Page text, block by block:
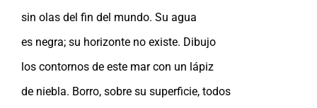
sin olas del fin del mundo. Su agua
es negra; su horizonte no existe. Dibujo
los contornos de este mar con un lápiz
de niebla. Borro, sobre su superficie, todos